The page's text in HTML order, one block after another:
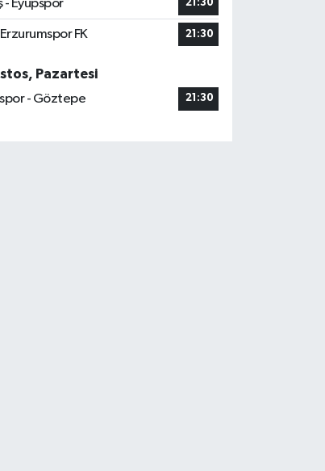
- Eyüpspor 21:30
FK 21:30
Pazartesi
- Göztepe
21:30